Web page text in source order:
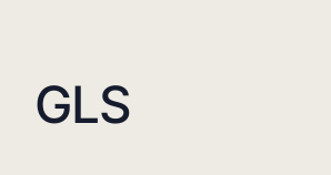
GLS